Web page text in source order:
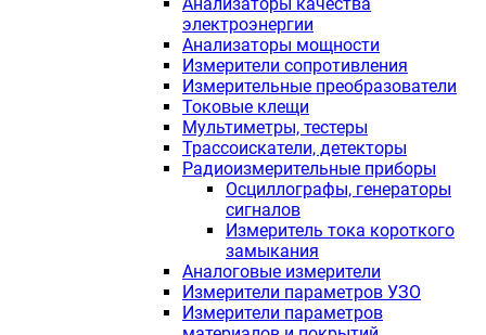
электроэнергии
Анализаторы мощности
Измерители сопротивления
Измерительные преобразователи
Токовые клещи
Мультиметры, тестеры
Трассоискатели, детекторы
Радиоизмерительные приборы
Осциллографы, генераторы
сигналов
Измеритель тока короткого
замыкания
Аналоговые измерители
Измерители параметров УЗО
Измерители параметров